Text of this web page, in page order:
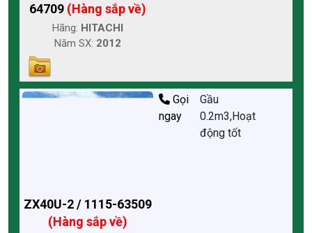
64709 (Hàng sắp về)
Hãng: HITACHI
Năm SX: 2012
ZX40U-2 / 1115-63509
(Hàng sắp về)
Gọi
ngay
Gầu
0.2m3,Hoạt
động tốt